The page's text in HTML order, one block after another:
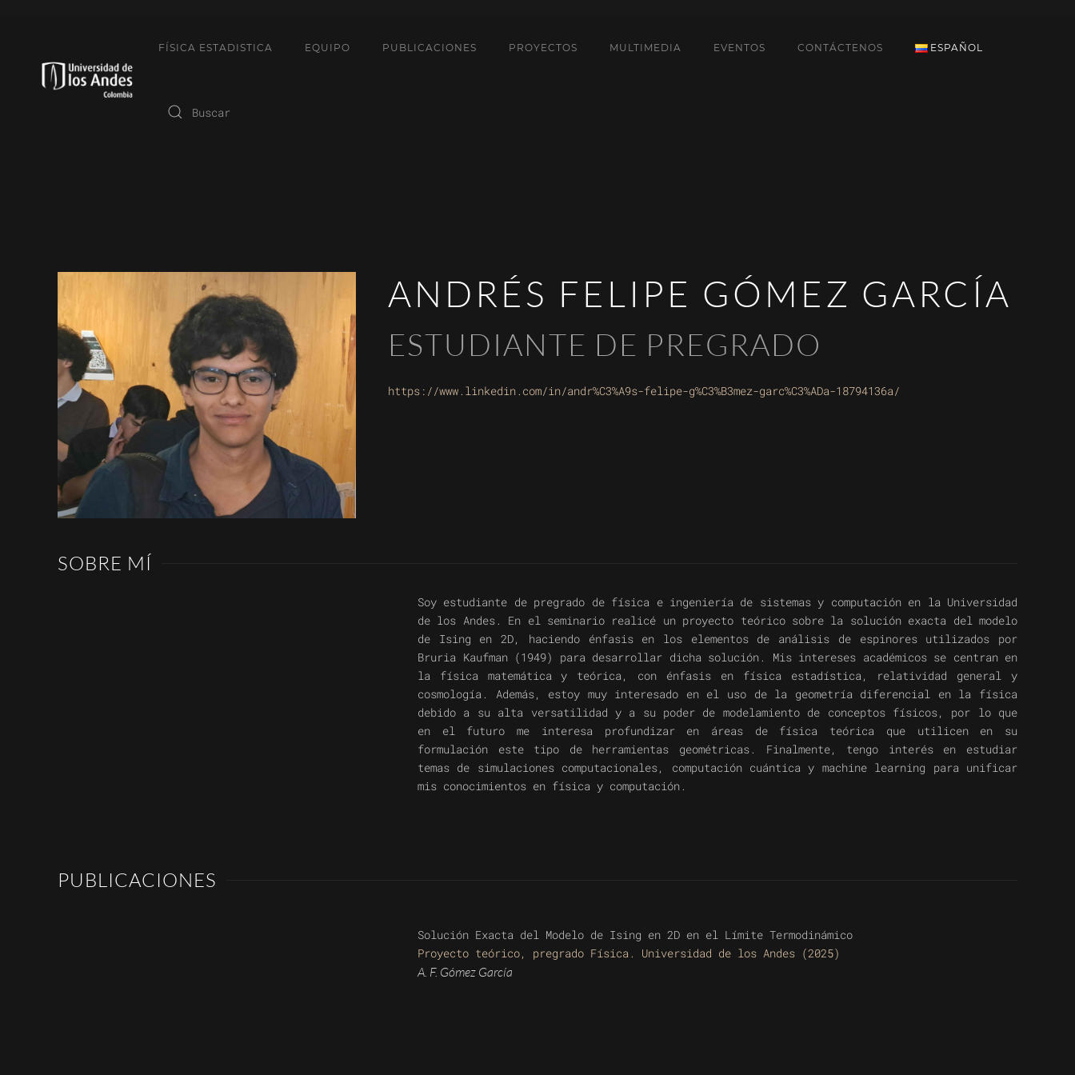
FÍSICA ESTADISTICA EQUIPO PUBLICACIONES PROYECTOS MULTIMEDIA EVENTOS CONTÁCTENOS ESPAÑOL
ANDRÉS FELIPE GÓMEZ GARCÍA
ESTUDIANTE DE PREGRADO
https://www.linkedin.com/in/andr%C3%A9s-felipe-g%C3%B3mez-garc%C3%ADa-18794136a/
SOBRE MÍ
Soy estudiante de pregrado de física e ingeniería de sistemas y computación en la Universidad
de los Andes. En el seminario realicé un proyecto teórico sobre la solución exacta del modelo
de Ising en 2D, haciendo énfasis en los elementos de análisis de espinores utilizados por
Bruria Kaufman (1949) para desarrollar dicha solución. Mis intereses académicos se centran en
la física matemática y teórica, con énfasis en física estadística, relatividad general y
cosmología. Además, estoy muy interesado en el uso de la geometría diferencial en la física
debido a su alta versatilidad y a su poder de modelamiento de conceptos físicos, por lo que
en el futuro me interesa profundizar en áreas de física teórica que utilicen en su
formulación este tipo de herramientas geométricas. Finalmente, tengo interés en estudiar
temas de simulaciones computacionales, computación cuántica y machine learning para unificar
mis conocimientos en física y computación.
PUBLICACIONES
Solución Exacta del Modelo de Ising en 2D en el Límite Termodinámico
Proyecto teórico, pregrado Física. Universidad de los Andes (2025)
A. F. Gómez García